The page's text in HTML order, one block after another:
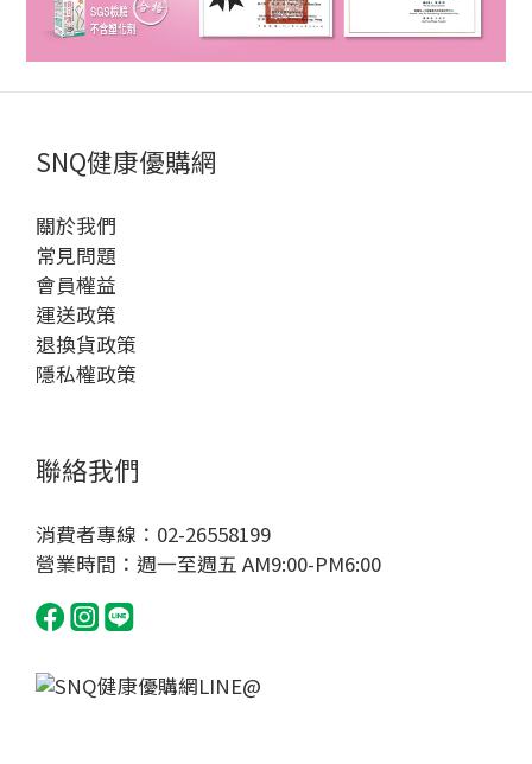
SNQ健康優購網
關於我們
常見問題
會員權益
運送政策
退換貨政策
隱私權政策
聯絡我們
消費者專線：02-26558199
營業時間：週一至週五 AM9:00-PM6:00